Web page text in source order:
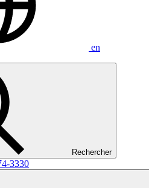
en
Rechercher
3330